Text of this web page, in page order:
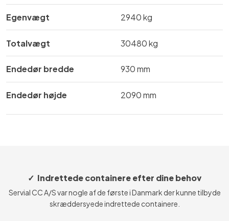
Egenvægt 2940 kg
Totalvægt 30480 kg
Endedør bredde 930 mm
Endedør højde ​​2090 mm
✓ Indrettede containere efter dine behov
Servial CC A/S var nogle af de første i Danmark der kunne tilbyde
skræddersyede indrettede containere.